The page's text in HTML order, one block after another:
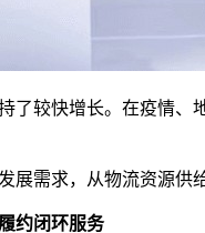
了较快增长。在疫情
展需求，从物流资源供
约闭环服务